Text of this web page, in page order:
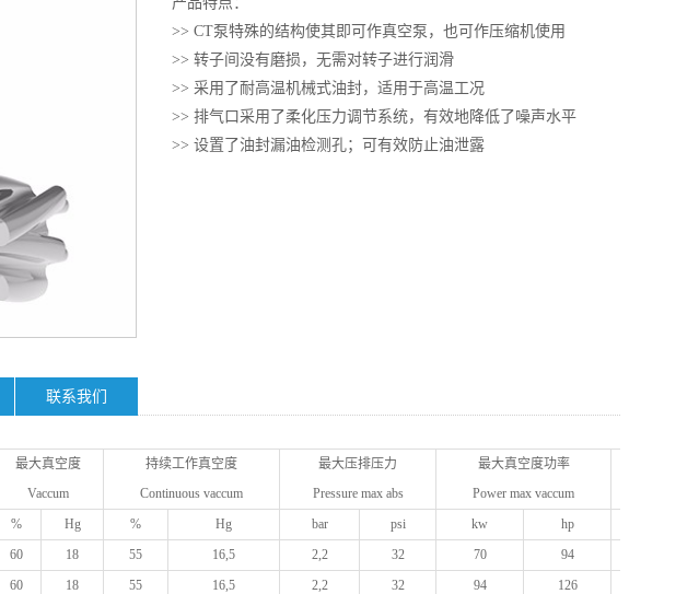
>> CT泵特殊的结构使其即可作真空泵，也可作压缩机使用
>> 转子间没有磨损，无需对转子进行润滑
>> 采用了耐高温机械式油封，适用于高温工况
>> 排气口采用了柔化压力调节系统，有效地降低了噪声水平
>> 设置了油封漏油检测孔；可有效防止油泄露
联系我们
最大真空度
Vaccum
持续工作真空度
Continuous vaccum
最大压排压力
Pressure max abs
最大真空度功率
Power max vaccum
% Hg % Hg bar psi kw hp
60 18 55 16,5 2,2 32 70 94
60 18 55 16,5 2,2 32 94 126